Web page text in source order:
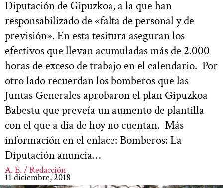
Diputación de Gipuzkoa, a la que han
responsabilizado de «falta de personal y de
previsión». En esta tesitura aseguran los
efectivos que llevan acumuladas más de 2.000
horas de exceso de trabajo en el calendario. Por
otro lado recuerdan los bomberos que las
Juntas Generales aprobaron el plan Gipuzkoa
Babestu que preveía un aumento de plantilla
con el que a día de hoy no cuentan. Más
información en el enlace: Bomberos: La
Diputación anuncia…
A. E. / Redacción
11 diciembre, 2018